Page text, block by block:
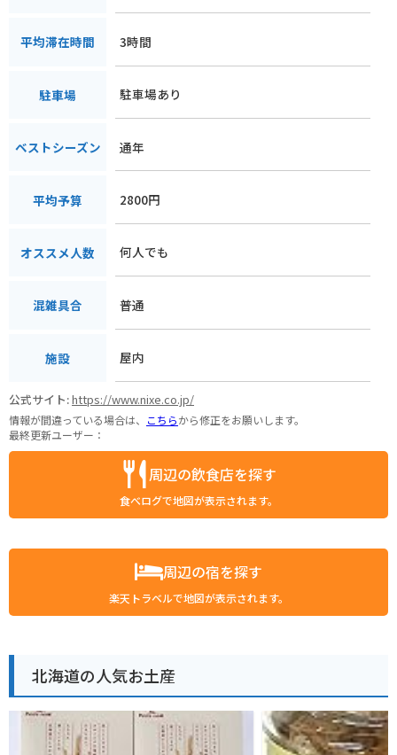
平均滞在時間 3時間
駐車場 駐車場あり
ベストシーズン 通年
平均予算 2800円
オススメ人数 何人でも
混雑具合 普通
施設 屋内
公式サイト:https://www.nixe.co.jp/
情報が間違っている場合は、 こちらから修正をお願いします。
最終更新ユーザー：
周辺の飲食店を探す
食べログで地図が表示されます。
周辺の宿を探す
楽天トラベルで地図が表示されます。
北海道の人気お土産